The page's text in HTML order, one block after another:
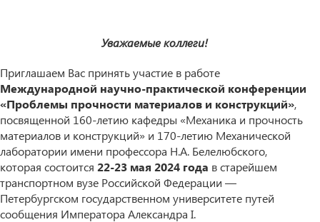
Уважаемые коллеги!
Приглашаем Вас принять участие в работе
Международной научно-практической конференции
«Проблемы прочности материалов и конструкций»,
посвященной 160-летию кафедры «Механика и прочность
материалов и конструкций» и 170-летию Механической
лаборатории имени профессора Н.А. Белелюбского,
которая состоится 22-23 мая 2024 года в старейшем
транспортном вузе Российской Федерации —
Петербургском государственном университете путей
сообщения Императора Александра I.